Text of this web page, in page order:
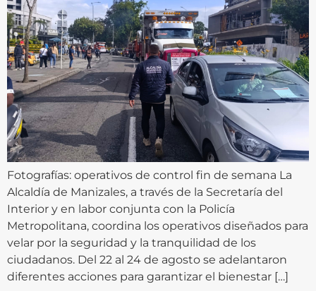
Fotografías: operativos de control fin de semana La
Alcaldía de Manizales, a través de la Secretaría del
Interior y en labor conjunta con la Policía
Metropolitana, coordina los operativos diseñados para
velar por la seguridad y la tranquilidad de los
ciudadanos. Del 22 al 24 de agosto se adelantaron
diferentes acciones para garantizar el bienestar […]